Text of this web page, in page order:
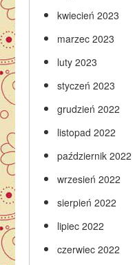
kwiecień 2023
marzec 2023
luty 2023
styczeń 2023
grudzień 2022
listopad 2022
październik 2022
wrzesień 2022
sierpień 2022
lipiec 2022
czerwiec 2022